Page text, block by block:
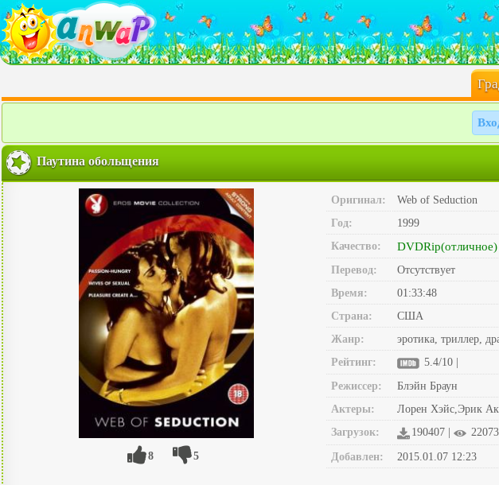
Паутина обольщения
8 5
Оригинал:
Web of Seduction
Год:
1999
Качество:
DVDRip(отличное)
Перевод:
Отсутствует
Время:
01:33:48
Страна:
США
Жанр:
эротика, триллер,
Рейтинг:
5.4/10 |
Режиссер:
Блэйн Браун
Актеры:
Лорен Хэйс,Эрик
Загрузок:
190407 |
Добавлен: 2015.01.07 12:23